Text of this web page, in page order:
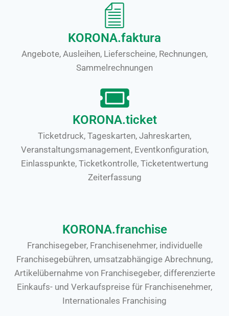
KORONA.faktura
Angebote, Ausleihen, Lieferscheine, Rechnungen,
Sammelrechnungen
KORONA.ticket
Ticketdruck, Tageskarten, Jahreskarten,
Veranstaltungsmanagement, Eventkonfiguration,
Einlasspunkte, Ticketkontrolle, Ticketentwertung
Zeiterfassung
KORONA.franchise
Franchisegeber, Franchisenehmer, individuelle
Franchisegebühren, umsatzabhängige Abrechnung,
Artikelübernahme von Franchisegeber, differenzierte
Einkaufs- und Verkaufspreise für Franchisenehmer,
Internationales Franchising